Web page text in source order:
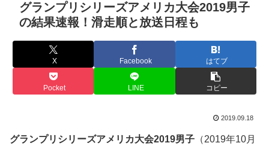
グランプリシリーズアメリカ大会2019男子
の結果速報！滑走順と放送日程も
X Facebook はてブ
Pocket LINE コピー
2019.09.18
グランプリシリーズアメリカ大会2019男子 （2019年10月